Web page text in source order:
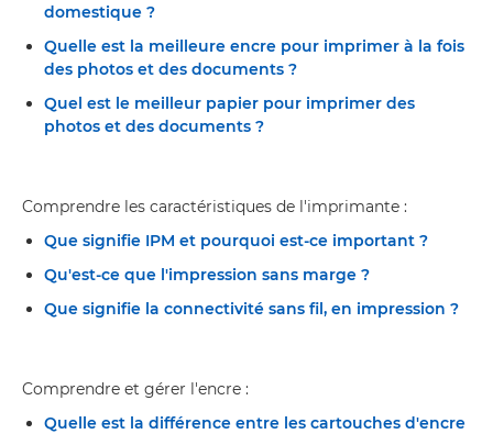
domestique ?
Quelle est la meilleure encre pour imprimer à la fois
des photos et des documents ?
Quel est le meilleur papier pour imprimer des
photos et des documents ?
Comprendre les caractéristiques de l'imprimante :
Que signifie IPM et pourquoi est-ce important ?
Qu'est-ce que l'impression sans marge ?
Que signifie la connectivité sans fil, en impression ?
Comprendre et gérer l'encre :
Quelle est la différence entre les cartouches d'encre